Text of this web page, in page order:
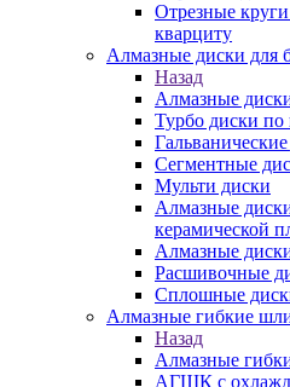
Отрезные
кварциту
Алмазные диски
Назад
Алмазные
Турбо диски по
Сегментные
Мульти диски
Алмазные
керамической
Алмазные
Расшивочные
Сплошные
Алмазные гибкие
Назад
Алмазные
АГШК с